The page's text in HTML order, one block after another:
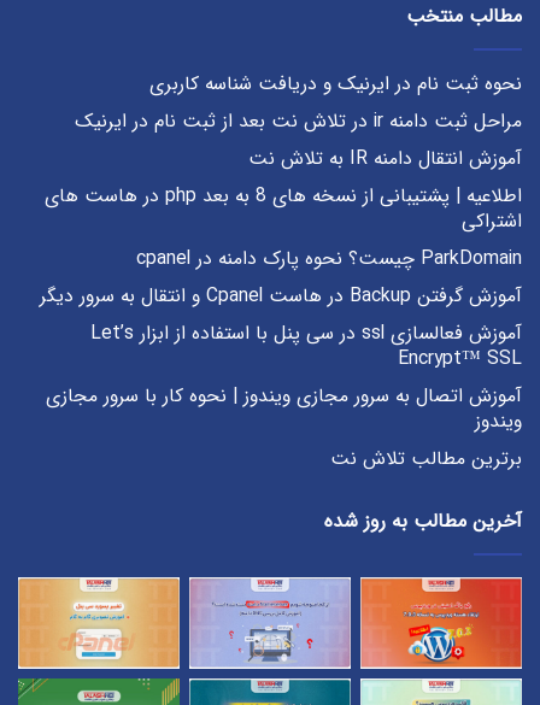
مطالب منتخب
نحوه ثبت نام در ایرنیک و دریافت شناسه کاربری
مراحل ثبت دامنه ir در تلاش نت بعد از ثبت نام در ایرنیک
آموزش انتقال دامنه IR به تلاش نت
اطلاعیه | پشتیبانی از نسخه های 8 به بعد php در هاست های
اشتراکی
ParkDomain چیست؟ نحوه پارک دامنه در cpanel
آموزش گرفتن Backup در هاست Cpanel و انتقال به سرور دیگر
آموزش فعالسازی ssl در سی پنل با استفاده از ابزار Let’s
Encrypt™ SSL
آموزش اتصال به سرور مجازی ویندوز | نحوه کار با سرور مجازی
ویندوز
برترین مطالب تلاش نت
آخرین مطالب به روز شده